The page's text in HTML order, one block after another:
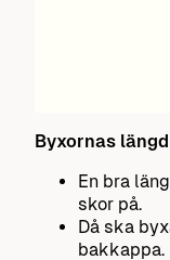
Byxornas längd
En bra
skor på.
Då ska
bakkappa.